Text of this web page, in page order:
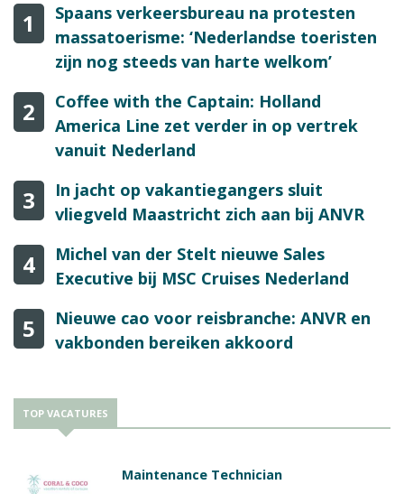
1
Spaans verkeersbureau na protesten
massatoerisme: ‘Nederlandse toeristen
zijn nog steeds van harte welkom’
2
Coffee with the Captain: Holland
America Line zet verder in op vertrek
vanuit Nederland
3
In jacht op vakantiegangers sluit
vliegveld Maastricht zich aan bij ANVR
4
Michel van der Stelt nieuwe Sales
Executive bij MSC Cruises Nederland
5
Nieuwe cao voor reisbranche: ANVR en
vakbonden bereiken akkoord
TOP VACATURES
Maintenance Technician